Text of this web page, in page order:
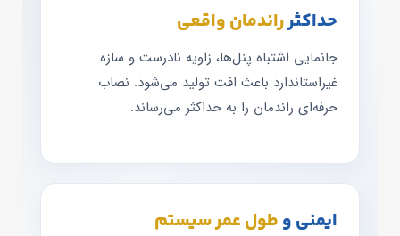
حداکثرراندمان واقعی
جانمایی اشتباه پنل‌ها، زاویه نادرست و سازه
غیراستاندارد باعث افت تولید می‌شود. نصاب
حرفه‌ای راندمان را به حداکثر می‌رساند.
ایمنی وطول عمر سیستم